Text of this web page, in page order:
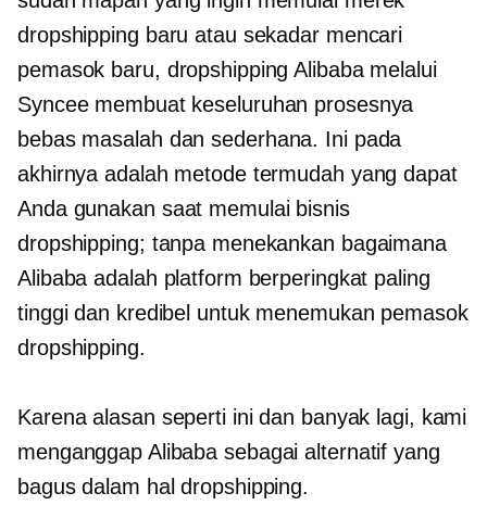
dropshipping baru atau sekadar mencari
pemasok baru, dropshipping Alibaba melalui
Syncee membuat keseluruhan prosesnya
bebas masalah dan sederhana. Ini pada
akhirnya adalah metode termudah yang dapat
Anda gunakan saat memulai bisnis
dropshipping; tanpa menekankan bagaimana
Alibaba adalah platform berperingkat paling
tinggi dan kredibel untuk menemukan pemasok
dropshipping.
Karena alasan seperti ini dan banyak lagi, kami
menganggap Alibaba sebagai alternatif yang
bagus dalam hal dropshipping.